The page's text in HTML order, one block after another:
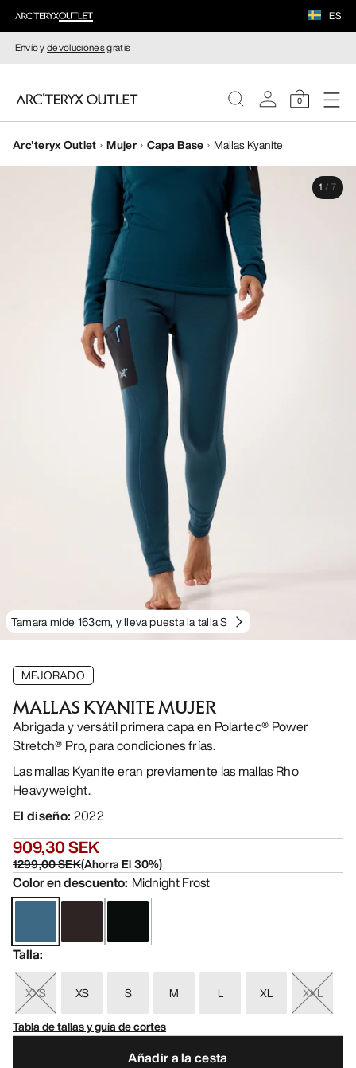
ES
Envío ydevolucionesgratis
0
MUJERE
HOMBRE
Arc'teryx Outlet Mujer Capa Base Mallas Kyanite
Tamara mide 163cm, y lleva puesta la talla S
1 / 7
MEJORADO
MALLAS KYANITE MUJER
Abrigada y versátil primera capa en Polartec® Power
Stretch® Pro, para condiciones frías.
Las mallas Kyanite eran previamente las mallas Rho
Heavyweight.
El diseño: 2022
909,30 SEK
1299,00 SEK(Ahorra El30%)
Color en descuento: Midnight Frost
Talla:
XXS XS S M L XL
XXL
Tabla de tallas y guía de cortes
Añadir a la cesta